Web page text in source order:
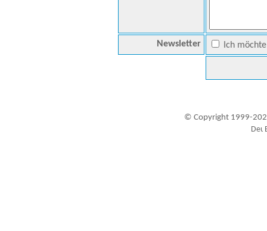
Newsletter Ich
© Copyright 1999-